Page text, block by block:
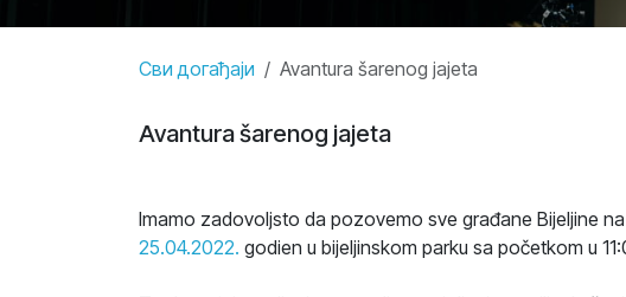
Сви догађаји Avantura šarenog jajeta
Avantura šarenog jajeta
Imamo zadovoljsto da pozovemo sve građane Bijeljine
25.04.2022. godien u bijeljinskom parku sa početkom u